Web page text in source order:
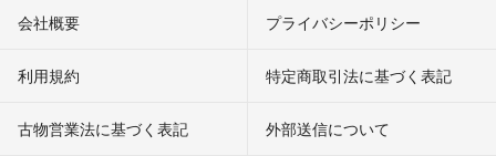
会社概要 プライバシーポリシー
利用規約 特定商取引法に基づく表記
古物営業法に基づく表記 外部送信について